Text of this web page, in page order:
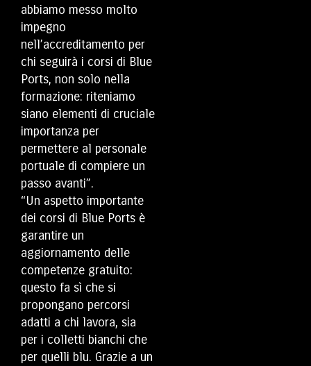
abbiamo messo molto
impegno
nell’accreditamento per
chi seguirà i corsi di Blue
Ports, non solo nella
formazione: riteniamo
siano elementi di cruciale
importanza per
permettere al personale
portuale di compiere un
passo avanti”.
“Un aspetto importante
dei corsi di Blue Ports è
garantire un
aggiornamento delle
competenze gratuito:
questo fa sì che si
propongano percorsi
adatti a chi lavora, sia
per i colletti bianchi che
per quelli blu. Grazie a un